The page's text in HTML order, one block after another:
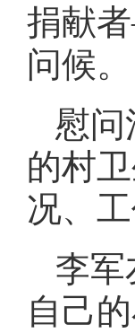
捐献
问候。
慰问
的村
况、
李军
自己